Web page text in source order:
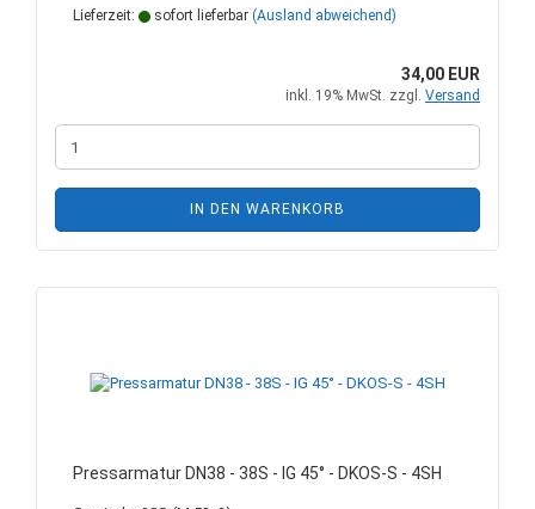
Lieferzeit: sofort lieferbar (Ausland abweichend)
34,00 EUR
inkl. 19% MwSt. zzgl. Versand
IN DEN WARENKORB
Pressarmatur DN38 - 38S - IG 45° - DKOS-S - 4SH